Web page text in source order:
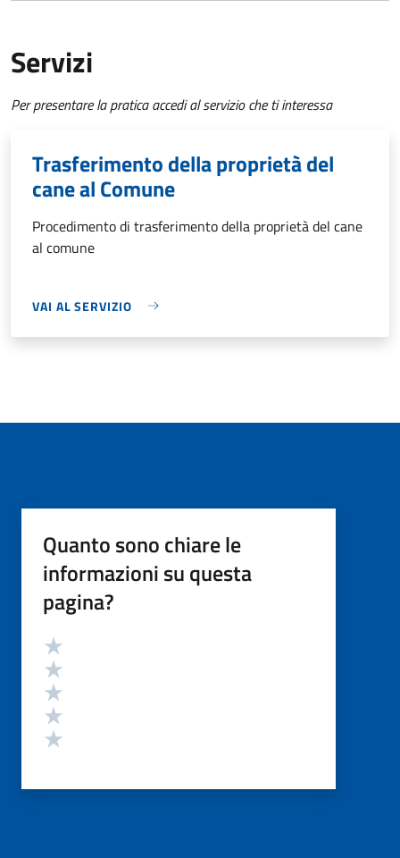
Servizi
Per presentare la pratica accedi al servizio che ti interessa
Trasferimento della proprietà del
cane al Comune
Procedimento di trasferimento della proprietà del cane
al comune
VAI AL SERVIZIO
Quanto sono chiare le
informazioni su questa
pagina?
Valutazione